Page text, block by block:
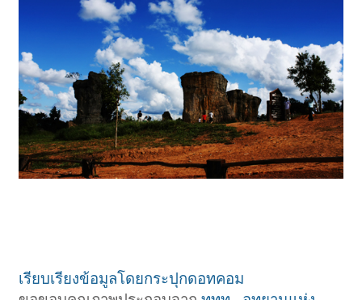
เรียบเรียงข้อมูลโดยกระปุกดอทคอม